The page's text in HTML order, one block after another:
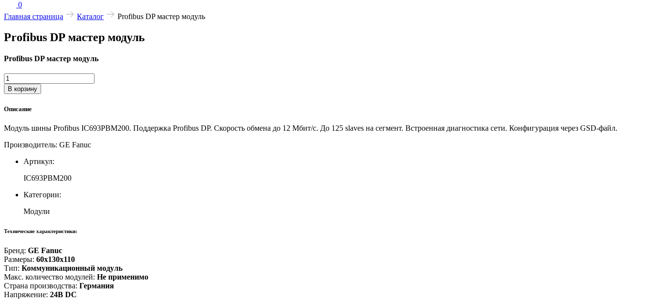
0
Главная страница
Каталог Profibus DP мастер модуль
Profibus DP мастер модуль
Profibus DP мастер модуль
Количество
товара
Profibus
мастер
В корзину
Описание
Модуль шины Profibus IC693PBM200. Поддержка Profibus DP. Скорость обмена до 12 Мбит/с. До 125 slaves на сегмент. Встроенная диагностика сети. Конфигурация через GSD-файл.
Производитель: GE Fanuc
Артикул:
IC693PBM200
Категории:
Модули
Технические характеристики:
Бренд: GE Fanuc
Размеры: 60x130x110
Тип: Коммуникационный модуль
Макс. количество модулей: Не применимо
Страна производства: Германия
Напряжение: 24В DC